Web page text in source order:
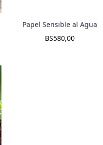
Papel Sensible al Agua
BS580,00